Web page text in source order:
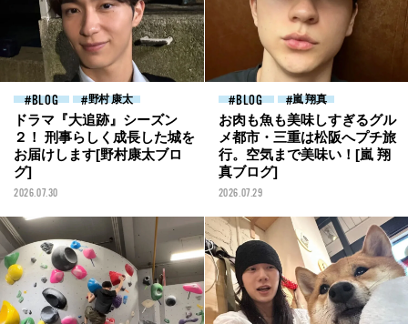
BLOG 野村 康太
ドラマ『大追跡』シーズン
２！ 刑事らしく成長した城を
お届けします[野村康太ブロ
グ]
2026.07.30
BLOG 嵐 翔真
お肉も魚も美味しすぎるグル
メ都市・三重は松阪へプチ旅
行。空気まで美味い！[嵐 翔
真ブログ]
2026.07.29